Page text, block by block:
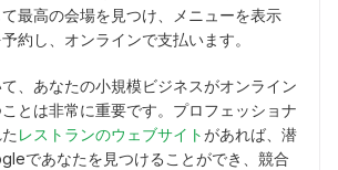
最高の会場を見つけ、メニューを表示
約し、オンラインで支払います。
、あなたの小規模ビジネスがオンライン
とは非常に重要です。プロフェッショナ
レストランのウェブサイトがあれば、潜
であなたを見つけることができ、競合